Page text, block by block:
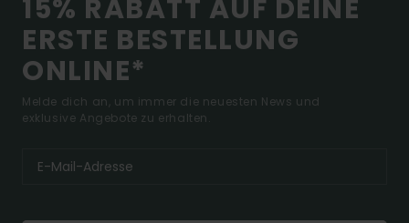
15% RABATT AUF DEINE
ERSTE BESTELLUNG
ONLINE*
Melde dich an, um immer die neuesten News und
exklusive Angebote zu erhalten.